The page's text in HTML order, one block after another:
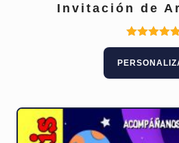
Invitación de
Valorado
5.00
de 5